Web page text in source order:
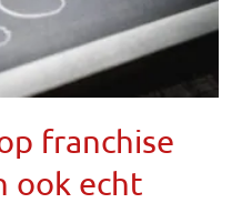
franchise
ook echt